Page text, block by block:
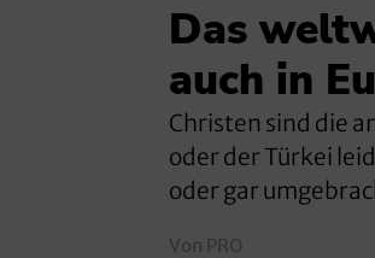
Das
auch in
Christen sind die
oder der Türkei
oder gar
Von PRO